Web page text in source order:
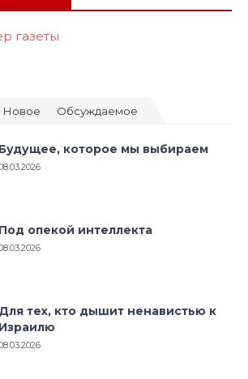
Новое Обсуждаемое
Будущее, которое мы выбираем
Под опекой интеллекта
Для тех, кто дышит ненавистью к
Израилю